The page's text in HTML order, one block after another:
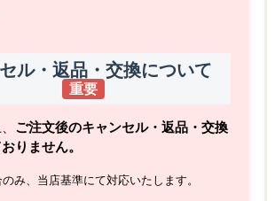
ル・返品・交換について
重要
ご注文後のキャンセル・返品・交換
りません。
み、当店基準にて対応いたします。